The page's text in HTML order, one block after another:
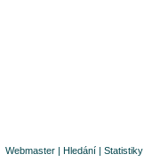
Webmaster | Hledání | Statistiky